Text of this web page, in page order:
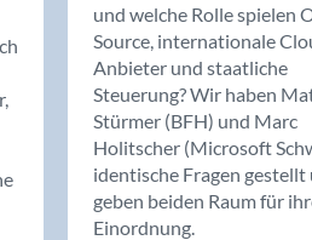
und welche Rolle spielen
Source, internationale
Anbieter und staatliche
Steuerung? Wir haben
Stürmer (BFH) und Marc
Holitscher (Microsoft
identische Fragen gestellt
geben beiden Raum für
Einordnung.